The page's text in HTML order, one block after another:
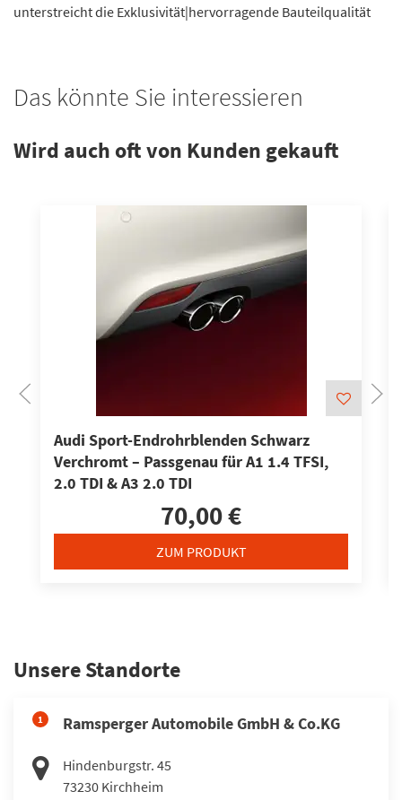
unterstreicht die Exklusivität|hervorragende Bauteilqualität
Das könnte Sie interessieren
Wird auch oft von Kunden gekauft
Audi Sport-Endrohrblenden Schwarz
Verchromt – Passgenau für A1 1.4 TFSI,
2.0 TDI & A3 2.0 TDI
70,00 €
ZUM PRODUKT
Unsere Standorte
1 Ramsperger Automobile GmbH & Co.KG
Hindenburgstr. 45
73230 Kirchheim